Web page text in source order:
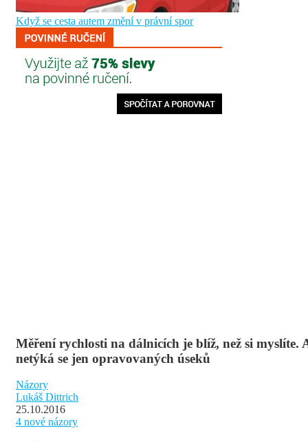
Měření rychlosti na dálnicích je blíž, než si myslíte.
netýká se jen opravovaných úseků
Názory
Lukáš Dittrich
25.10.2016
4 nové názory
Když se cesta autem změní v právní spor